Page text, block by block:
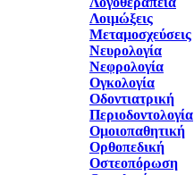
Λοιμώξεις
Μεταμοσχεύσεις
Νευρολογία
Νεφρολογία
Ογκολογία
Οδοντιατρική
Περιοδοντολογία
Ομοιοπαθητική
Ορθοπεδική
Οστεοπόρωση